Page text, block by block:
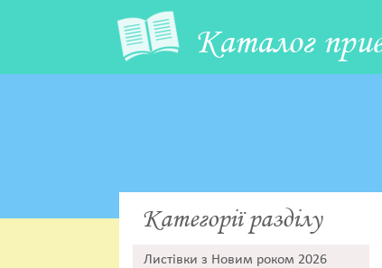
Каталог
Категорії разділу
Листівки з Новим роком 2026